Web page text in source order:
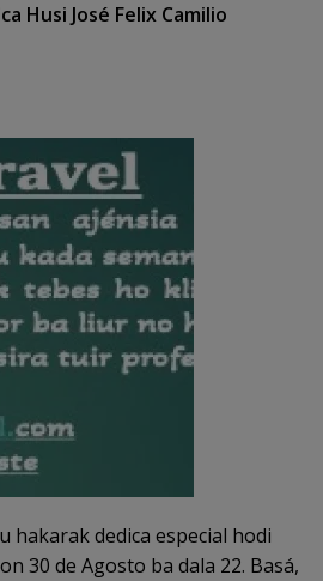
Husi José Felix Camilio
hakarak dedica especial hodi
30 de Agosto ba dala 22. Basá,